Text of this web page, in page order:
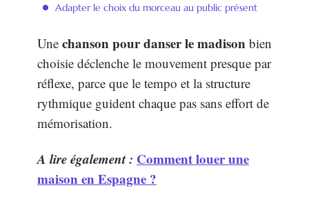
Adapter le choix du morceau au public présent
Une chanson pour danser le madison bien
choisie déclenche le mouvement presque par
réflexe, parce que le tempo et la structure
rythmique guident chaque pas sans effort de
mémorisation.
A lire également : Comment louer une
maison en Espagne ?